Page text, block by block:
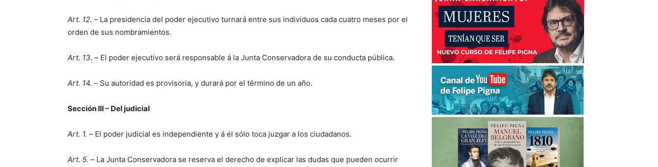
Art. 12. – La presidencia del poder ejecutivo turnará entre sus individuos cada cuatro meses por el
orden de sus nombramientos.
Art. 13. – El poder ejecutivo será responsable á la Junta Conservadora de su conducta pública.
Art. 14. – Su autoridad es provisoria, y durará por el término de un año.
Sección III – Del judicial
Art. 1. – El poder judicial es independiente y á él sólo toca juzgar a los ciudadanos.
Art. 5. – La Junta Conservadora se reserva el derecho de explicar las dudas que pueden ocurrir